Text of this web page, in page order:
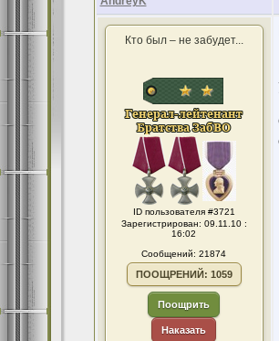
Кто был – не забудет...
ID пользователя #3721
Зарегистрирован: 09.11.10 :
16:02
Сообщений: 21874
ПООЩРЕНИЙ: 1059
Поощрить
Наказать